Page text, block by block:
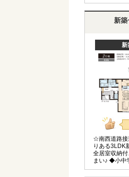
住宅性能評
新
新
☆南西道路接
りある3LDK
全居室収納
まい♪ ◆小中
◆住宅性能